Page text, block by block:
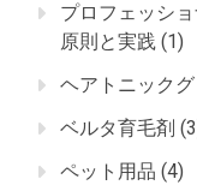
プロフェッシ
原則と実践 (1)
ヘアトニック
ベルタ育毛剤
ペット用品 (4)